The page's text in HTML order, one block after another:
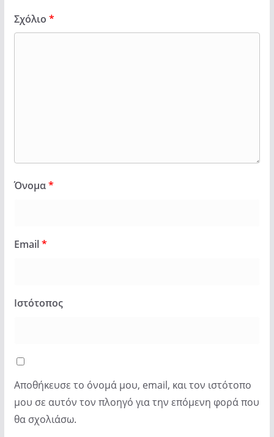
Σχόλιο *
Όνομα*
Email*
Ιστότοπος
Αποθήκευσε το όνομά μου, email, και τον ιστότοπο
μου σε αυτόν τον πλοηγό για την επόμενη φορά που
θα σχολιάσω.